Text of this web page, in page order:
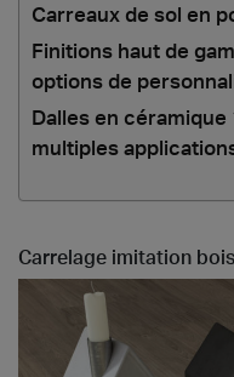
Carreaux de sol en
Finitions haut de
options de
Dalles en
multiples
Carrelage imitation bois